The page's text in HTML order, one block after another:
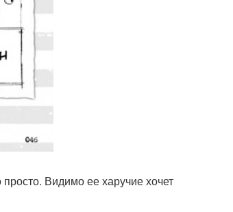
Видимо ее харучие хочет